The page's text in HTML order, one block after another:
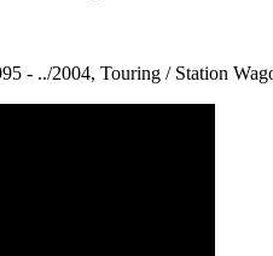
- ../2004, Touring / Station